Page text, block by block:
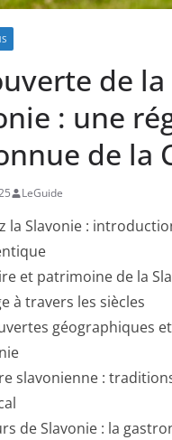
de la
: une
de la
LeGuide
la Slavonie :
et patrimoine de la
à travers les siècles
géographiques
slavonienne :
de Slavonie : la